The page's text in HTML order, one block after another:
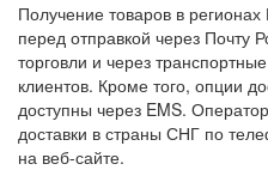
Получение товаров в
перед отправкой через Почту
торговли и через
клиентов. Кроме того, опции
доступны через EMS.
доставки в страны СНГ по
на веб-сайте.